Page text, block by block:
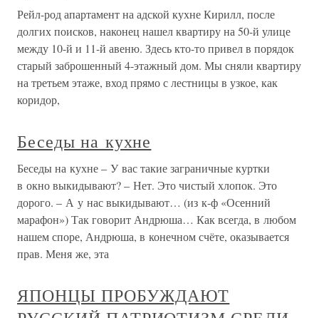
Рейл-род апартамент на адской кухне Кирилл, после
долгих поисков, наконец нашел квартиру на 50-й улице
между 10-й и 11-й авеню. Здесь кто-то привел в порядок
старый заброшенный 4-этажный дом. Мы сняли квартиру
на третьем этаже, вход прямо с лестницы в узкое, как
коридор,
Беседы на кухне
Беседы на кухне – У вас такие заграничные куртки
в окно выкидывают? – Нет. Это чистый хлопок. Это
дорого. – А у нас выкидывают… (из к-ф «Осенний
марафон») Так говорит Андрюша… Как всегда, в любом
нашем споре, Андрюша, в конечном счёте, оказывается
прав. Меня же, эта
ЯПОНЦЫ ПРОБУЖДАЮТ